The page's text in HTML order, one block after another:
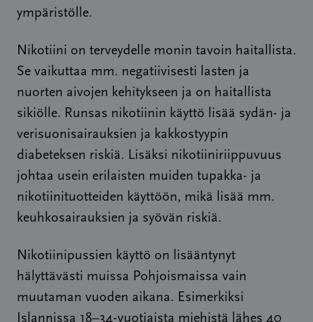
ympäristölle.
Nikotiini on terveydelle monin tavoin haitallista.
Se vaikuttaa mm. negatiivisesti lasten ja
nuorten aivojen kehitykseen ja on haitallista
sikiölle. Runsas nikotiinin käyttö lisää sydän- ja
verisuonisairauksien ja kakkostyypin
diabeteksen riskiä. Lisäksi nikotiiniriippuvuus
johtaa usein erilaisten muiden tupakka- ja
nikotiinituotteiden käyttöön, mikä lisää mm.
keuhkosairauksien ja syövän riskiä.
Nikotiinipussien käyttö on lisääntynyt
hälyttävästi muissa Pohjoismaissa vain
muutaman vuoden aikana. Esimerkiksi
Islannissa 18–34-vuotiaista miehistä lähes 40